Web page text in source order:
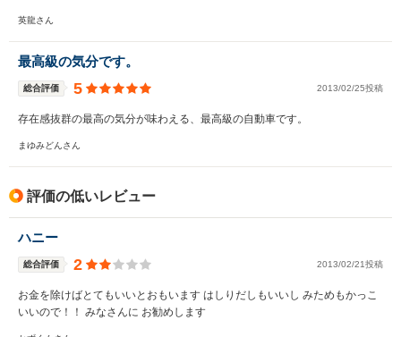
英龍さん
最高級の気分です。
総合評価 5 2013/02/25投稿
存在感抜群の最高の気分が味わえる、最高級の自動車です。
まゆみどんさん
評価の低いレビュー
ハニー
総合評価 2 2013/02/21投稿
お金を除けばとてもいいとおもいます はしりだしもいいし みためもかっこ
いいので！！ みなさんに お勧めします